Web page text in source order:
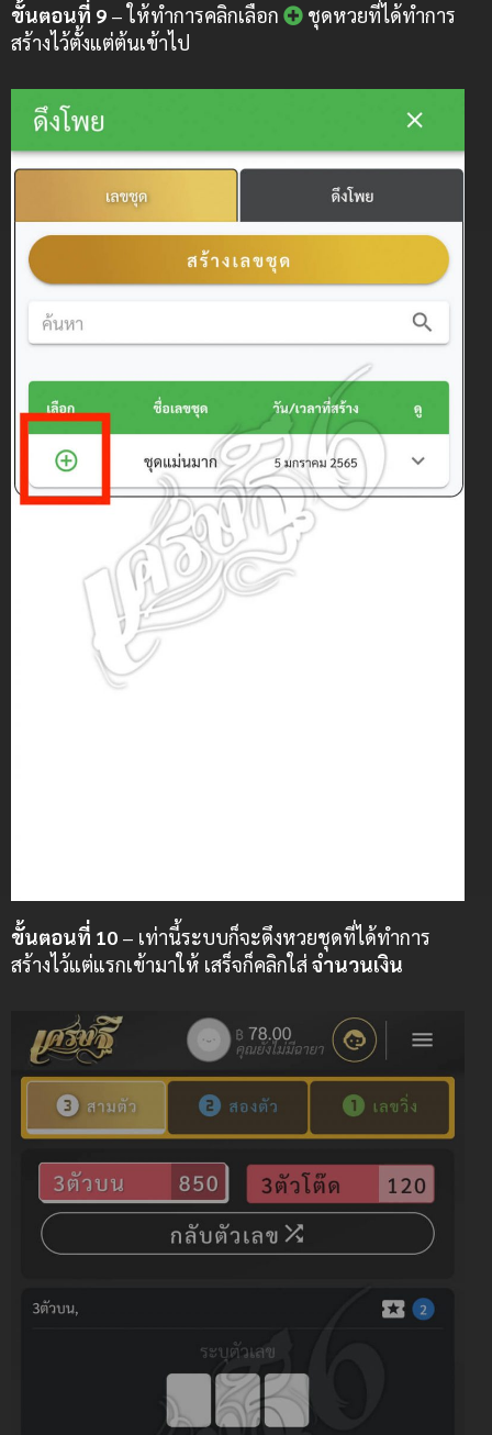
ขั้นตอนที่ 9 – ให้ทำการคลิกเลือก
ชุดหวยที่ได้ทำการ
สร้างไว้ตั้งแต่ต้นเข้าไป
ขั้นตอนที่ 10 – เท่านี้ระบบก็จะดึงหวยชุดที่ได้ทำการ
สร้างไว้แต่แรกเข้ามาให้ เสร็จก็คลิกใส่จำนวนเงิน